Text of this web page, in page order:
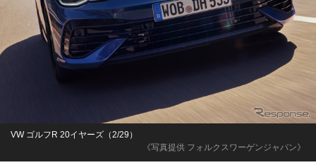
《写真提供 フォルクスワーゲンジャパン》
VW ゴルフR 20イヤーズ（2/29）